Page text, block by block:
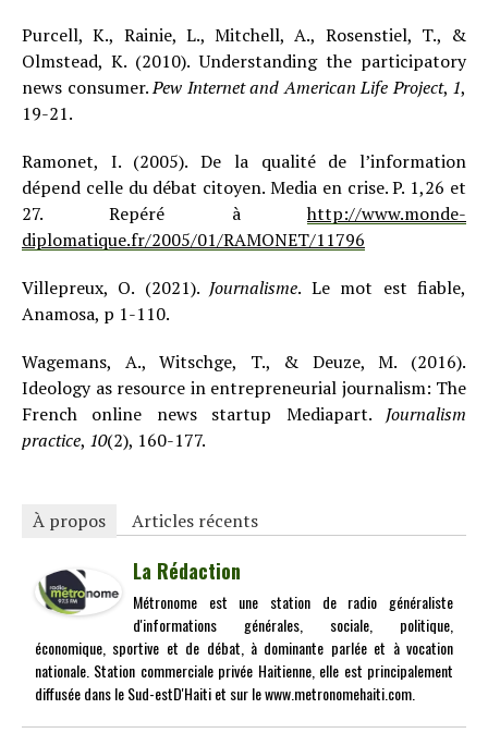
Purcell, K., Rainie, L., Mitchell, A., Rosenstiel, T., &
Olmstead, K. (2010). Understanding the participatory
news consumer.Pew Internet and American Life Project, 1,
19-21.
Ramonet, I. (2005). De la qualité de l’information
dépend celle du débat citoyen. Media en crise. P. 1,26 et
27. Repéré àhttp://www.monde-
diplomatique.fr/2005/01/RAMONET/11796
Villepreux, O. (2021). Journalisme. Le mot est fiable,
Anamosa, p 1-110.
Wagemans, A., Witschge, T., & Deuze, M. (2016).
Ideology as resource in entrepreneurial journalism: The
French online news startup Mediapart. Journalism
practice, 10(2), 160-177.
À propos Articles récents
La Rédaction
Métronome est une station de radio généraliste
d'informations générales, sociale, politique,
économique, sportive et de débat, à dominante parlée et à vocation
nationale. Station commerciale privée Haitienne, elle est principalement
diffusée dans le Sud-estD'Haiti et sur le www.metronomehaiti.com.